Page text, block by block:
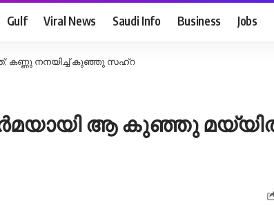
Gulf Viral News Saudi Info Business Jobs
കണ്ണു നനയിച്ച് കുഞ്ഞു സഹ്റ
ആ കുഞ്ഞു